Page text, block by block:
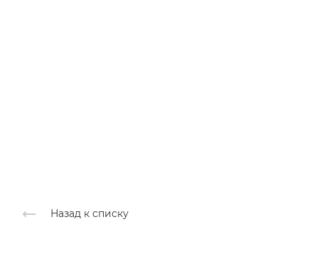
Назад к списку